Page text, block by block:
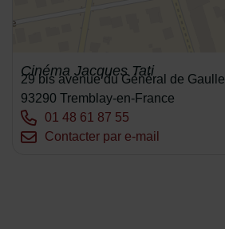
Cinéma Jacques Tati
Adresse :
29 bis avenue du Général de Gaulle
93290 Tremblay-en-France
Tél. :01 48 61 87 55
Courriel :Contacter par e-mail